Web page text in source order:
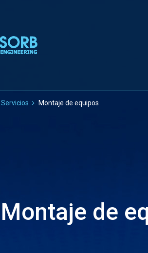
Servicios Montaje de equipos
Montaje de